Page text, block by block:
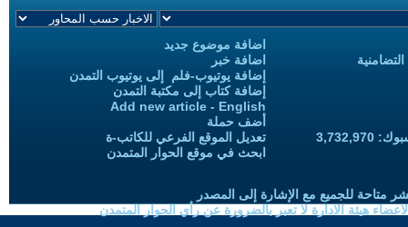
اضافة موضوع جديد
اضافة خبر
إضافة يوتيوب-فلم إلى يوتيوب التمدن
إضافة كتاب إلى مكتبة التمدن
Add new article - English
أضف حملة
تعديل الموقع الفرعي للكاتب-ة
ابحث في موقع الحوار المتمدن
متاحة للجميع مع الإشارة إلى المصدر
هيئة الادارة لا تعبر بالضرورة عن رأي الحوار المتمدن